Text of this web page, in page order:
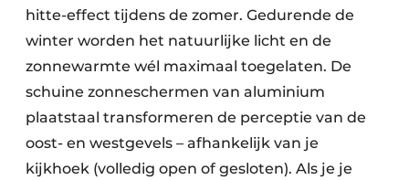
hitte-effect tijdens de zomer. Gedurende de
winter worden het natuurlijke licht en de
zonnewarmte wél maximaal toegelaten. De
schuine zonneschermen van aluminium
plaatstaal transformeren de perceptie van de
oost- en westgevels – afhankelijk van je
kijkhoek (volledig open of gesloten). Als je je